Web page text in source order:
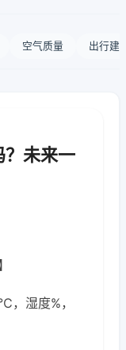
空气质量 出行建
？未来一
，湿度%，